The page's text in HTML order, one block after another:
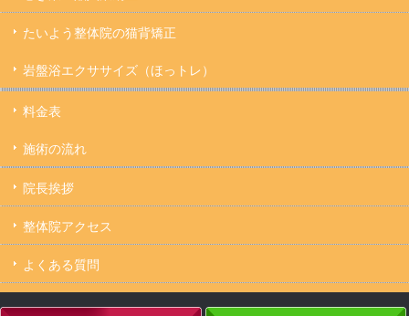
たいよう整体院の猫背矯正
岩盤浴エクササイズ（ほっトレ）
料金表
施術の流れ
院長挨拶
整体院アクセス
よくある質問